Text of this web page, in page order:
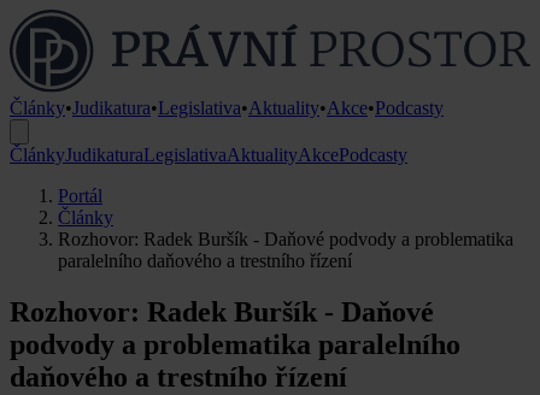
Články•Judikatura•Legislativa•Aktuality•Akce•Podcasty
ČlánkyJudikaturaLegislativaAktualityAkcePodcasty
Portál
Články
Rozhovor: Radek Buršík - Daňové podvody a problematika
paralelního daňového a trestního řízení
Rozhovor: Radek Buršík - Daňové
podvody a problematika paralelního
daňového a trestního řízení